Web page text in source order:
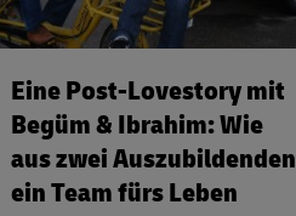
Eine Post-Lovestory mit
Begüm & Ibrahim: Wie
aus zwei Auszubildenden
ein Team fürs Leben